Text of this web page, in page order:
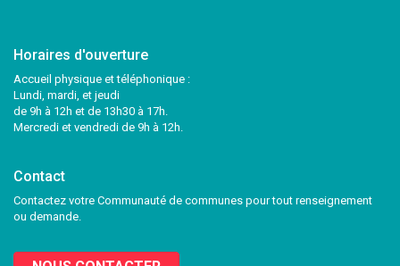
Horaires d'ouverture
Accueil physique et téléphonique :
Lundi, mardi, et jeudi
de 9h à 12h et de 13h30 à 17h.
Mercredi et vendredi de 9h à 12h.
Contact
Contactez votre Communauté de communes pour tout renseignement
ou demande.